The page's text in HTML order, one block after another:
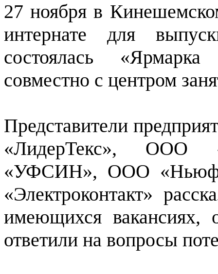
27 ноября в
интернате для
состоялась «Ярмарка
совместно с центром
Представители
«ЛидерТекс», ООО
«УФСИН», ООО
«Электроконтакт»
имеющихся вакансиях,
ответили на вопросы